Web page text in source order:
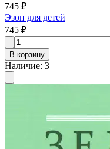
745 ₽
Эзоп для детей
745 ₽
В корзину
Наличие: 3